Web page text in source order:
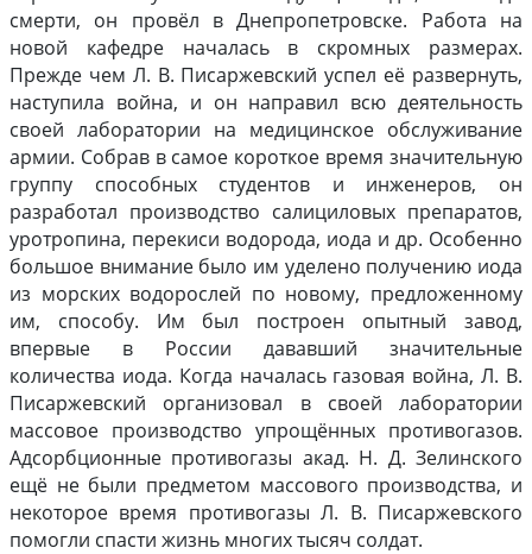
смерти, он провёл в Днепропетровске. Работа на
новой кафедре началась в скромных размерах.
Прежде чем Л. В. Писаржевский успел её развернуть,
наступила война, и он направил всю деятельность
своей лаборатории на медицинское обслуживание
армии. Собрав в самое короткое время значительную
группу способных студентов и инженеров, он
разработал производство салициловых препаратов,
уротропина, перекиси водорода, иода и др. Особенно
большое внимание было им уделено получению иода
из морских водорослей по новому, предложенному
им, способу. Им был построен опытный завод,
впервые в России дававший значительные
количества иода. Когда началась газовая война, Л. В.
Писаржевский организовал в своей лаборатории
массовое производство упрощённых противогазов.
Адсорбционные противогазы акад. Н. Д. Зелинского
ещё не были предметом массового производства, и
некоторое время противогазы Л. В. Писаржевского
помогли спасти жизнь многих тысяч солдат.